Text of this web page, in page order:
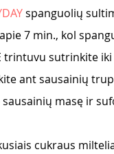
spanguolių
7 min., kol
trintuvu sutrinkite
ant sausainių
masę ir
cukraus